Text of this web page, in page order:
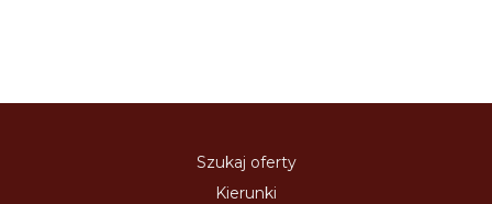
Szukaj oferty
Kierunki